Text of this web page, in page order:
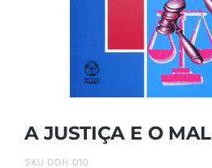
A JUSTIÇA E O MAL
SKU DDH 010